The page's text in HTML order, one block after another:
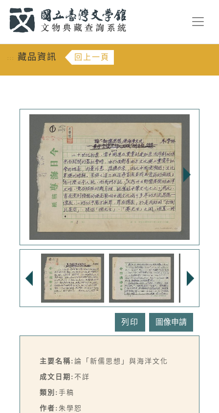
::: 藏品資訊 回上一頁
列印
主要名稱: 論「新儒思想」與海洋文化
成文日期: 不詳
類別: 手稿
作者: 朱學恕